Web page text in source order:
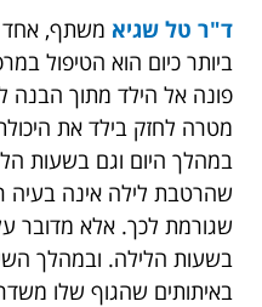
ד"ר טל שגיא משתף, אחד
ביותר כיום הוא הטיפול
פונה אל הילד מתוך הבנה
מטרה לחזק בילד את
במהלך היום וגם בשעות
שהרטבת לילה אינה בעיה
שגורמת לכך. אלא מדובר
בשעות הלילה. ובמהלך
באיתותים שהגוף שלו